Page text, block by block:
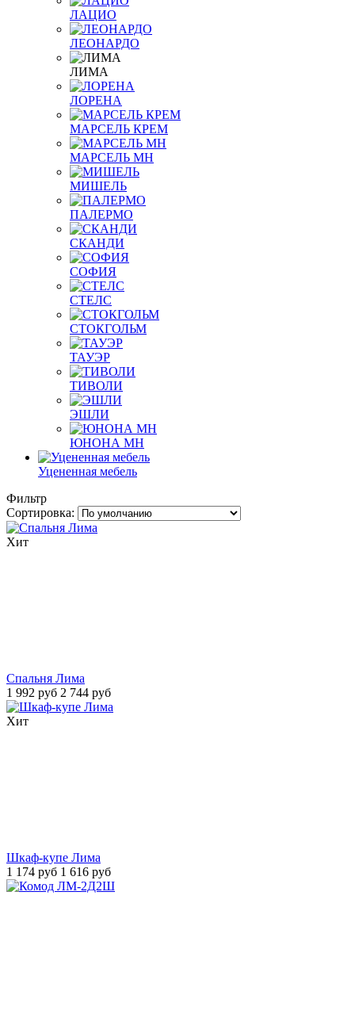
ЛАЦИО
ЛЕОНАРДО
ЛИМА
ЛОРЕНА
МАРСЕЛЬ КРЕМ
МАРСЕЛЬ МН
МИШЕЛЬ
ПАЛЕРМО
СКАНДИ
СОФИЯ
СТЕЛС
СТОКГОЛЬМ
ТАУЭР
ТИВОЛИ
ЭШЛИ
ЮНОНА МН
Уцененная мебель
Фильтр
Сортировка:
Хит
Спальня Лима
1 992 руб 2 744 руб
Хит
Шкаф-купе Лима
1 174 руб 1 616 руб